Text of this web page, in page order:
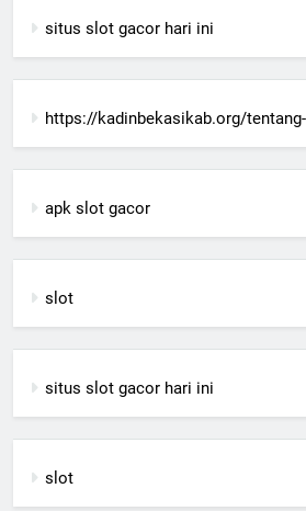
situs slot gacor hari ini
https://kadinbekasikab.org/
apk slot gacor
slot
situs slot gacor hari ini
slot